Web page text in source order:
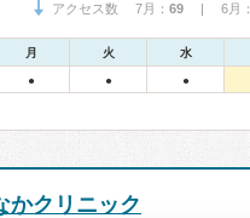
アクセス数 7月： 69 | 6月：
月 火 水
● ● ●
かクリニック